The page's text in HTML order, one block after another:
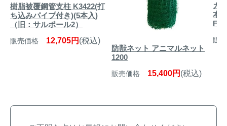
樹脂被覆鋼管支柱 K3422(打
ち込みパイプ付き)(5本入)
（旧：サルポール2）
販売価格 12,705円 (税込)
防獣ネット アニマルネット
1200
販売価格 15,400円 (税込)
ガ
本
販